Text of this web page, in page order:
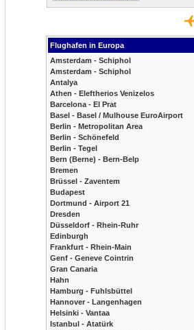
Flughafen in Europa
Amsterdam - Schiphol
Amsterdam - Schiphol
Antalya
Athen - Eleftherios Venizelos
Barcelona - El Prat
Basel - Basel / Mulhouse EuroAirport
Berlin - Metropolitan Area
Berlin - Schönefeld
Berlin - Tegel
Bern (Berne) - Bern-Belp
Bremen
Brüssel - Zaventem
Budapest
Dortmund - Airport 21
Dresden
Düsseldorf - Rhein-Ruhr
Edinburgh
Frankfurt - Rhein-Main
Genf - Geneve Cointrin
Gran Canaria
Hahn
Hamburg - Fuhlsbüttel
Hannover - Langenhagen
Helsinki - Vantaa
Istanbul - Atatürk